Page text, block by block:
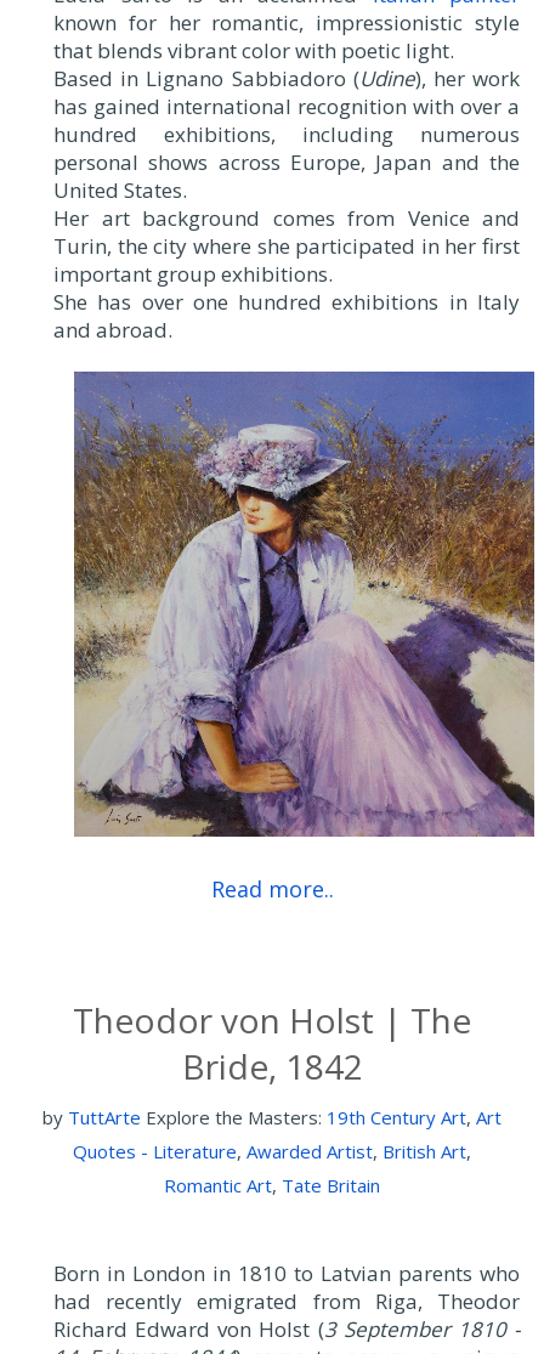
known for her romantic, impressionistic style
that blends vibrant color with poetic light.
Based in Lignano Sabbiadoro (Udine), her work
has gained international recognition with over a
hundred exhibitions, including numerous
personal shows across Europe, Japan and the
United States.
Her art background comes from Venice and
Turin, the city where she participated in her first
important group exhibitions.
She has over one hundred exhibitions in Italy
and abroad.
Read more..
Theodor von Holst | The
Bride, 1842
by TuttArte Explore the Masters: 19th Century Art, Art
Quotes - Literature, Awarded Artist, British Art,
Romantic Art, Tate Britain
Born in London in 1810 to Latvian parents who
had recently emigrated from Riga, Theodor
Richard Edward von Holst (3 September 1810 -